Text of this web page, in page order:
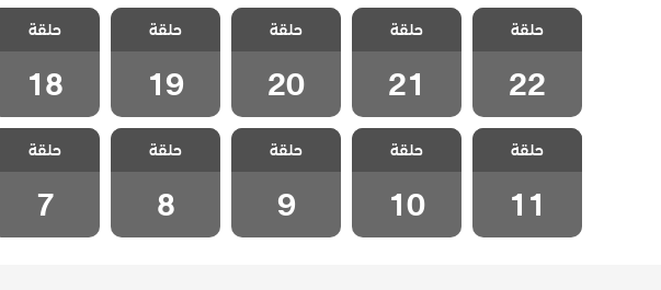
مسلسل زينب
مدبلج الحلقة 22
حلقة
22
مسلسل زينب
مدبلج الحلقة 21
حلقة
21
مسلسل زينب
مدبلج الحلقة 20
حلقة
20
مسلسل زينب
مدبلج الحلقة 19
حلقة
19
مسلسل زينب
مدبلج الحلقة 18
حلقة
18
مسلسل زينب
مدبلج الحلقة 11
حلقة
11
مسلسل زينب
مدبلج الحلقة 10
حلقة
10
مسلسل زينب
مدبلج الحلقة 9
حلقة
9
مسلسل زينب
مدبلج الحلقة 8
حلقة
8
مسلسل زينب
مدبلج الحلقة 7
حلقة
7